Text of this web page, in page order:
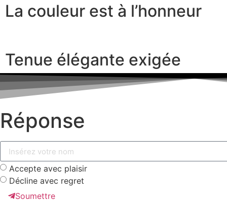
La couleur est à l’honneur
Tenue élégante exigée
Réponse
Accepte avec plaisir
Décline avec regret
Soumettre